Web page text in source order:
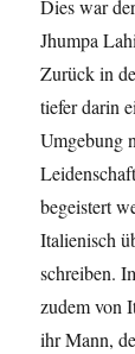
Dies war
Jhumpa
Zurück in
tiefer darin
Umgebung
begeistert
Italienisch
schreiben.
zudem von
ihr Mann,